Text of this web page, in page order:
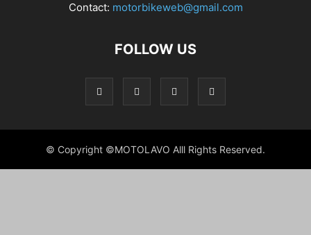
Contact: motorbikeweb@gmail.com
FOLLOW US
© Copyright ©MOTOLAVO Alll Rights Reserved.